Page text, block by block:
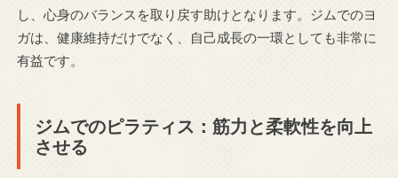
し、心身のバランスを取り戻す助けとなります。ジムでのヨ
ガは、健康維持だけでなく、自己成長の一環としても非常に
有益です。
ジムでのピラティス：筋力と柔軟性を向上
させる